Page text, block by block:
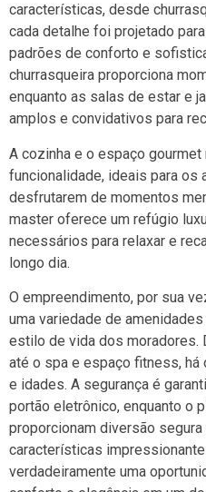
características, desde
cada detalhe foi projetado
padrões de conforto e
churrasqueira proporciona
enquanto as salas de estar e
amplos e convidativos para
A cozinha e o espaço
funcionalidade, ideais para os
desfrutarem de momentos
master oferece um refúgio
necessários para relaxar e
longo dia.
O empreendimento, por sua
uma variedade de
estilo de vida dos moradores.
até o spa e espaço fitness,
e idades. A segurança é
portão eletrônico, enquanto o
proporcionam diversão
características
verdadeiramente uma